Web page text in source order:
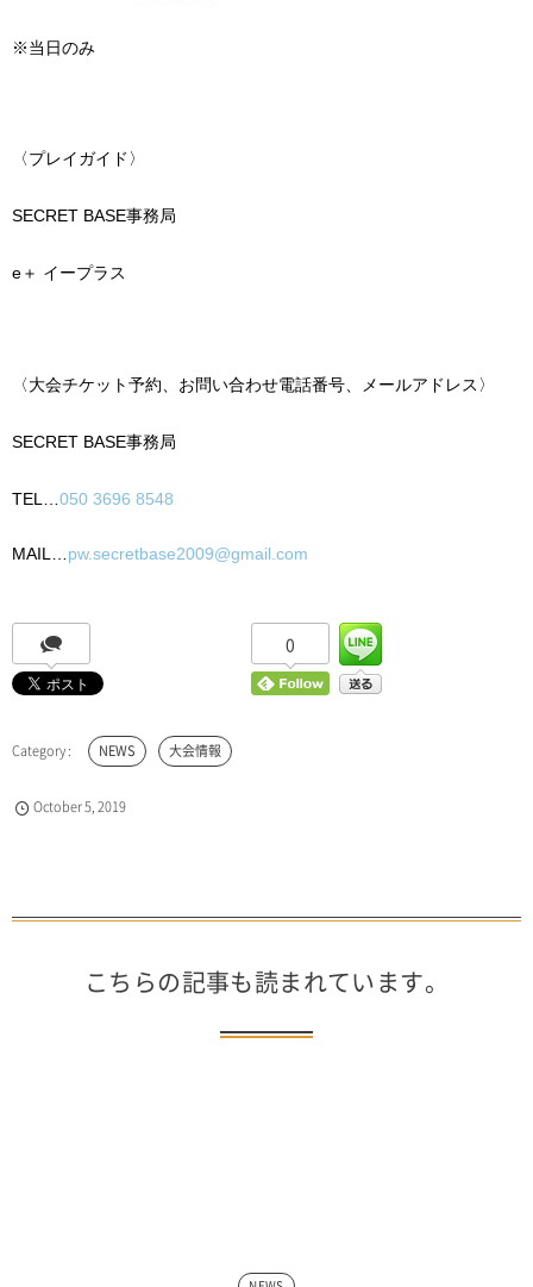
※当日のみ
〈プレイガイド〉
SECRET BASE事務局
e＋ イープラス
〈大会チケット予約、お問い合わせ電話番号、メールアドレス〉
SECRET BASE事務局
TEL… 050 3696 8548
MAIL… pw.secretbase2009@gmail.com
0
NEWS 大会情報
October5,2019
こちらの記事も読まれています。